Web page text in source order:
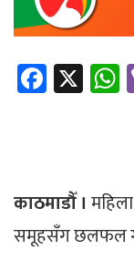
X
काठमाडौँ। महिला
समूहसँग छलफल